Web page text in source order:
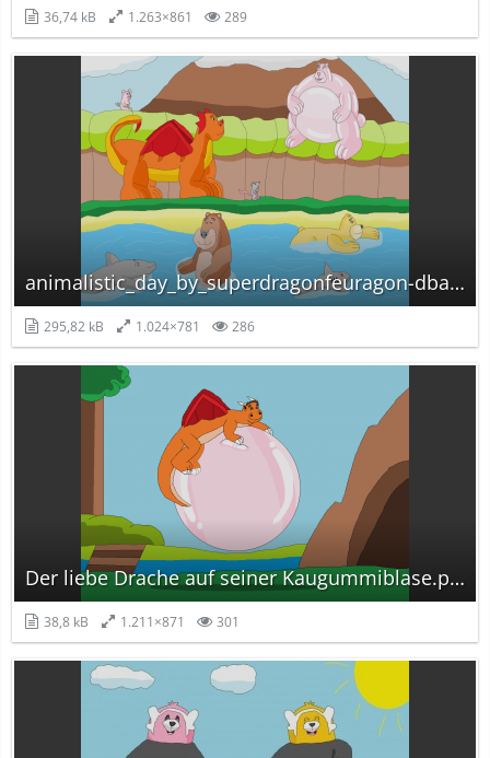
36,74 kB 1.263×861 289
animalistic_day_by_superdragonfeuragon-dbatgtk.png
295,82 kB 1.024×781 286
Der liebe Drache auf seiner Kaugummiblase.png
38,8 kB 1.211×871 301